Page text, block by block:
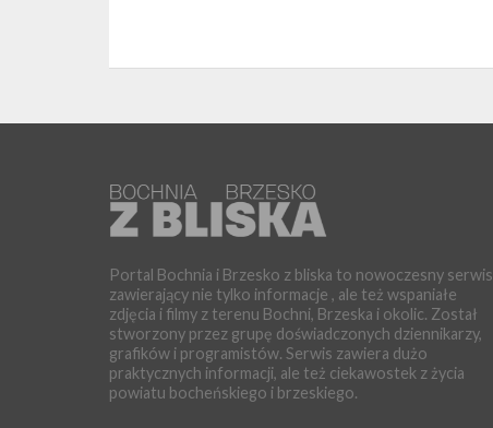
Portal Bochnia i Brzesko z bliska to nowoczesny serwis
zawierający nie tylko informacje , ale też wspaniałe
zdjęcia i filmy z terenu Bochni, Brzeska i okolic. Został
stworzony przez grupę doświadczonych dziennikarzy,
grafików i programistów. Serwis zawiera dużo
praktycznych informacji, ale też ciekawostek z życia
powiatu bocheńskiego i brzeskiego.